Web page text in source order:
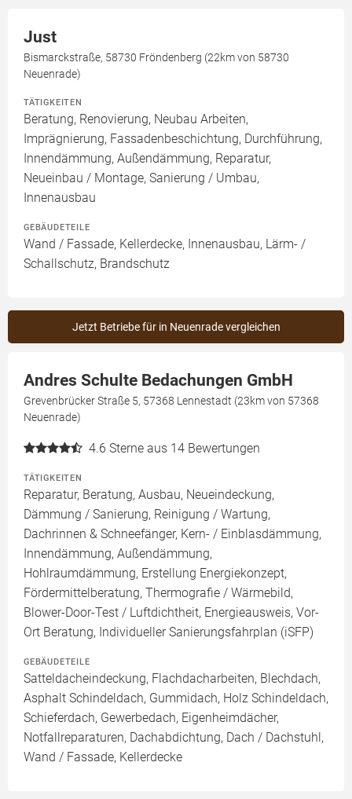
Just
Bismarckstraße, 58730 Fröndenberg (22km von 58730
Neuenrade)
TÄTIGKEITEN
Beratung, Renovierung, Neubau Arbeiten,
Imprägnierung, Fassadenbeschichtung, Durchführung,
Innendämmung, Außendämmung, Reparatur,
Neueinbau / Montage, Sanierung / Umbau,
Innenausbau
GEBÄUDETEILE
Wand / Fassade, Kellerdecke, Innenausbau, Lärm- /
Schallschutz, Brandschutz
Jetzt Betriebe für in Neuenrade vergleichen
Andres Schulte Bedachungen GmbH
Grevenbrücker Straße 5, 57368 Lennestadt (23km von 57368
Neuenrade)
4.6 Sterne aus 14 Bewertungen
TÄTIGKEITEN
Reparatur, Beratung, Ausbau, Neueindeckung,
Dämmung / Sanierung, Reinigung / Wartung,
Dachrinnen & Schneefänger, Kern- / Einblasdämmung,
Innendämmung, Außendämmung,
Hohlraumdämmung, Erstellung Energiekonzept,
Fördermittelberatung, Thermografie / Wärmebild,
Blower-Door-Test / Luftdichtheit, Energieausweis, Vor-
Ort Beratung, Individueller Sanierungsfahrplan (iSFP)
GEBÄUDETEILE
Satteldacheindeckung, Flachdacharbeiten, Blechdach,
Asphalt Schindeldach, Gummidach, Holz Schindeldach,
Schieferdach, Gewerbedach, Eigenheimdächer,
Notfallreparaturen, Dachabdichtung, Dach / Dachstuhl,
Wand / Fassade, Kellerdecke